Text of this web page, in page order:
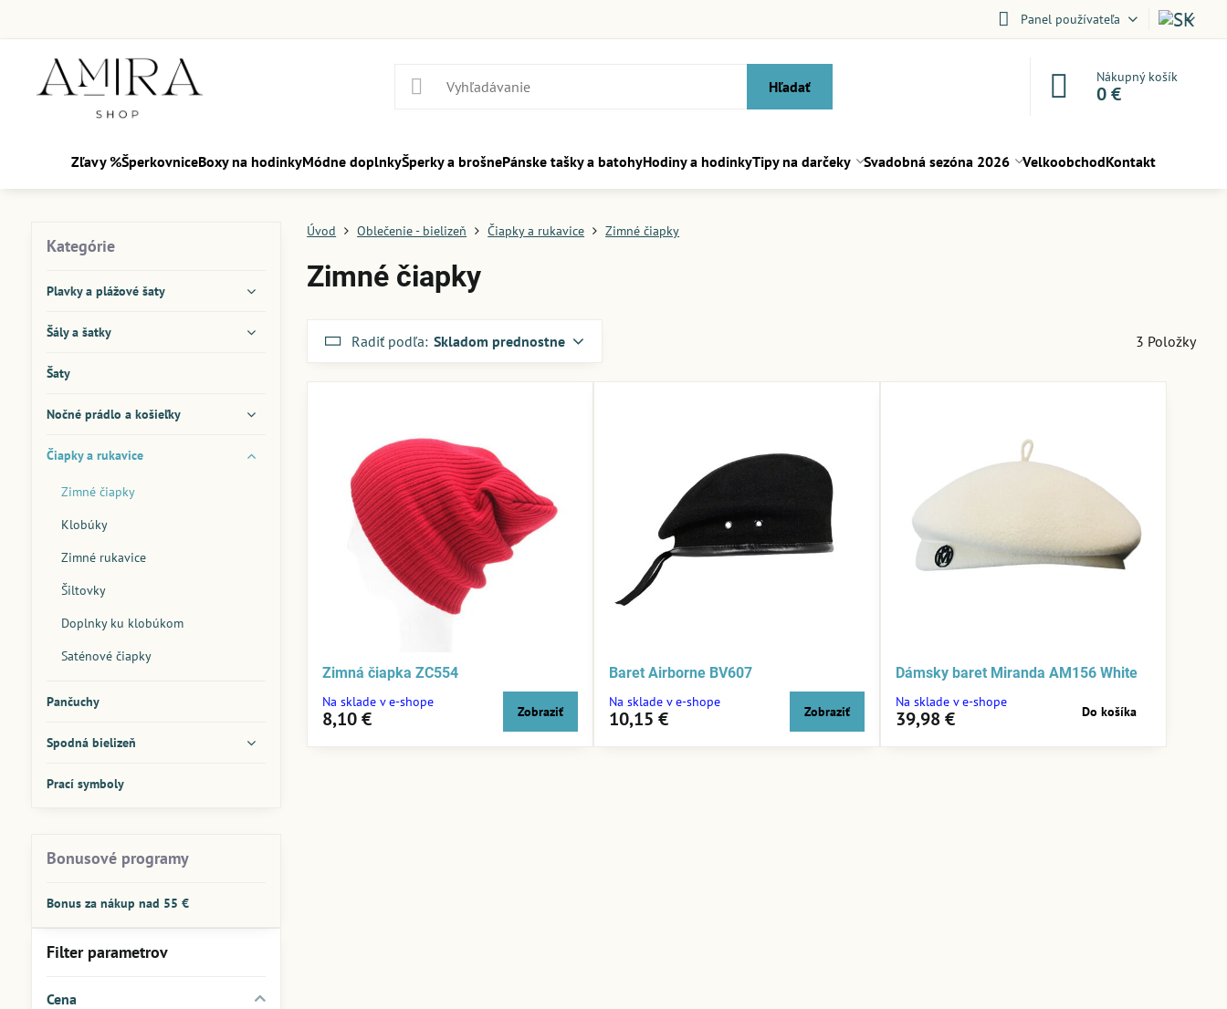
Panel používateľa
Hľadať
Nákupný košík
0 €
Zľavy %ŠperkovniceBoxy na hodinkyMódne doplnkyŠperky a brošnePánske tašky a batohyHodiny a hodinkyTipy na darčeky Svadobná sezóna 2026 VelkoobchodKontakt
Úvod Oblečenie - bielizeň Čiapky a rukavice Zimné čiapky
Zimné čiapky
Radiť podľa: Skladom prednostne 3 Položky
Zimná čiapka ZC554
Na sklade v e-shope
8,10 € Zobraziť
Baret Airborne BV607
Na sklade v e-shope
10,15 € Zobraziť
Dámsky baret Miranda AM156 White
Na sklade v e-shope
39,98 € Do košíka
Filter parametrov
Cena
Kategórie
Plavky a plážové šaty
Šály a šatky
Šaty
Nočné prádlo a košieľky
Čiapky a rukavice
Zimné čiapky
Klobúky
Zimné rukavice
Šiltovky
Doplnky ku klobúkom
Saténové čiapky
Pančuchy
Spodná bielizeň
Prací symboly
Bonusové programy
Bonus za nákup nad 55 €